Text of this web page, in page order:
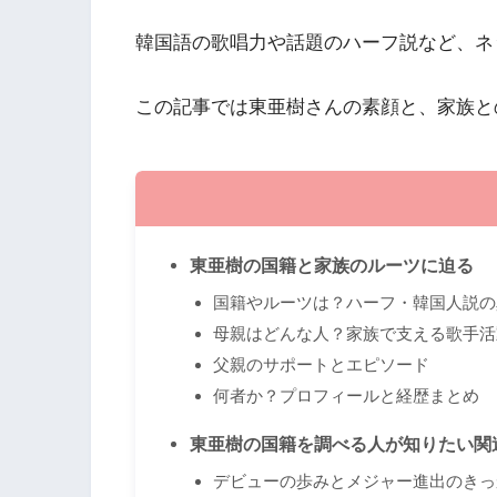
韓国語の歌唱力や話題のハーフ説など、
この記事では東亜樹さんの素顔と、家族
東亜樹の国籍と家族のルーツに迫る
国籍やルーツは？ハーフ・韓国人説
母親はどんな人？家族で支える歌手
父親のサポートとエピソード
何者か？プロフィールと経歴まとめ
東亜樹の国籍を調べる人が知りたい関
デビューの歩みとメジャー進出のき